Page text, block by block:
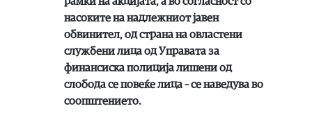
насоките на надлежниот јавен
обвинител, од страна на овластени
службени лица од Управата за
финансиска полиција лишени од
слобода се повеќе лица – се наведува во
соопштението.